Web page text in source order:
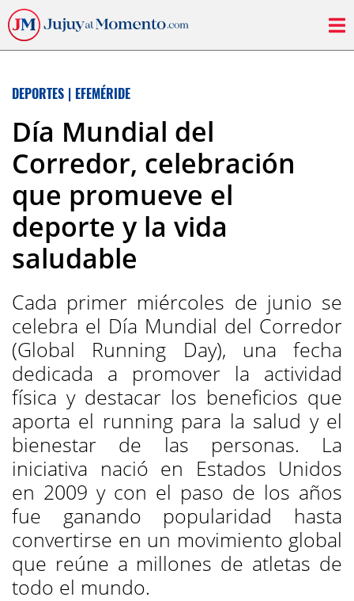
DEPORTES | EFEMÉRIDE
Día Mundial del
Corredor, celebración
que promueve el
deporte y la vida
saludable
Cada primer miércoles de junio se
celebra el Día Mundial del Corredor
(Global Running Day), una fecha
dedicada a promover la actividad
física y destacar los beneficios que
aporta el running para la salud y el
bienestar de las personas. La
iniciativa nació en Estados Unidos
en 2009 y con el paso de los años
fue ganando popularidad hasta
convertirse en un movimiento global
que reúne a millones de atletas de
todo el mundo.